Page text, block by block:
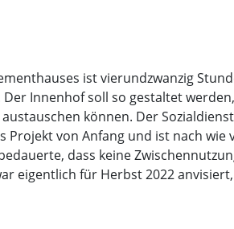
ist vierundzwanzig
Innenhof soll so gestaltet
können. Der
von Anfang und ist nach
dass keine
eigentlich für Herbst 2022